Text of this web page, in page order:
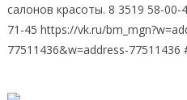
салонов красоты. 8 3519 58-00-
71-45 https://vk.ru/
77511436&w=address-77511436